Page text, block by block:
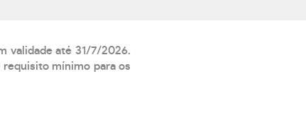
validade até 31/7/2026.
mínimo para os